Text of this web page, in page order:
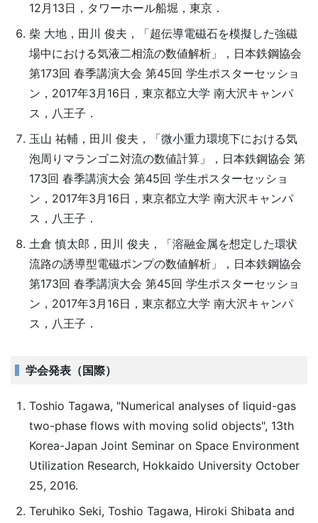
12月13日，タワーホール船堀，東京．
柴 大地，田川 俊夫，「超伝導電磁石を模擬した強磁
場中における気液二相流の数値解析」，日本鉄鋼協会
第173回 春季講演大会 第45回 学生ポスターセッショ
ン，2017年3月16日，東京都立大学 南大沢キャンパ
ス，八王子．
玉山 祐輔，田川 俊夫，「微小重力環境下における気
泡周りマランゴニ対流の数値計算」，日本鉄鋼協会 第
173回 春季講演大会 第45回 学生ポスターセッショ
ン，2017年3月16日，東京都立大学 南大沢キャンパ
ス，八王子．
土倉 慎太郎，田川 俊夫，「溶融金属を想定した環状
流路の誘導型電磁ポンプの数値解析」，日本鉄鋼協会
第173回 春季講演大会 第45回 学生ポスターセッショ
ン，2017年3月16日，東京都立大学 南大沢キャンパ
ス，八王子．
学会発表（国際）
Toshio Tagawa, "Numerical analyses of liquid-gas
two-phase flows with moving solid objects", 13th
Korea-Japan Joint Seminar on Space Environment
Utilization Research, Hokkaido University October
25, 2016.
Teruhiko Seki, Toshio Tagawa, Hiroki Shibata and